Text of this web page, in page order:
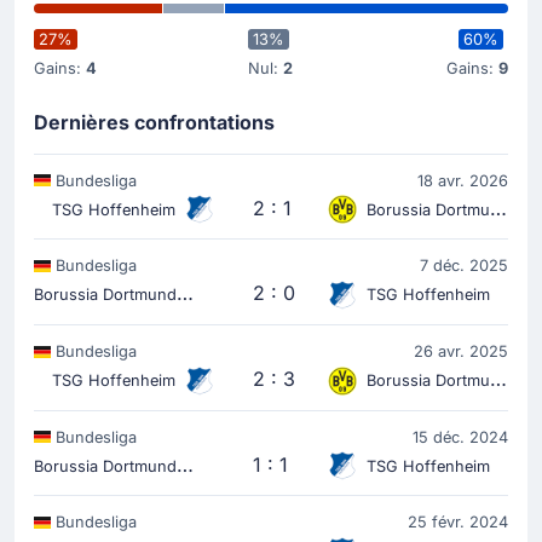
31'
27%
Gains: 4
13%
Nul:2
60%
Gains: 9
Dernières confrontations
Bundesliga
18 avr. 2026
TSG Hoffenheim
2 : 1 Borussia Dortmund
Bundesliga 7 déc. 2025
B
orussia Dortmund 2 : 0 TSG Hoffenheim
Bundesliga
26 avr. 2025
TSG Hoffenheim
2 : 3 Borussia Dortmund
Bundesliga 15 déc. 2024
B
orussia Dortmund 1 : 1 TSG Hoffenheim
Bundesliga 25 févr. 2024